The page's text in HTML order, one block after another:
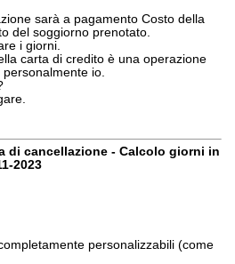
sarà a pagamento Costo della
del soggiorno prenotato.
i giorni.
carta di credito è una operazione
io.
di cancellazione - Calcolo giorni in
2023
personalizzabili (come